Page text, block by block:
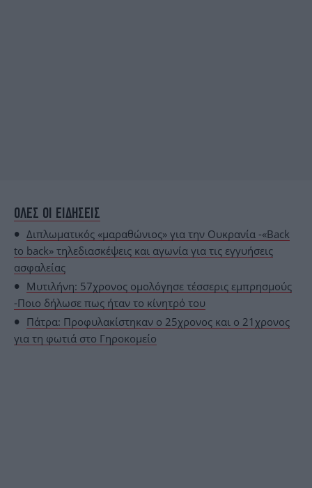
ΟΛΕΣ ΟΙ ΕΙΔΗΣΕΙΣ
Διπλωματικός «μαραθώνιος» για την Ουκρανία -«Back
to back» τηλεδιασκέψεις και αγωνία για τις εγγυήσεις
ασφαλείας
Μυτιλήνη: 57χρονος ομολόγησε τέσσερις εμπρησμούς
-Ποιο δήλωσε πως ήταν το κίνητρό του
Πάτρα: Προφυλακίστηκαν ο 25χρονος και ο 21χρονος
για τη φωτιά στο Γηροκομείο